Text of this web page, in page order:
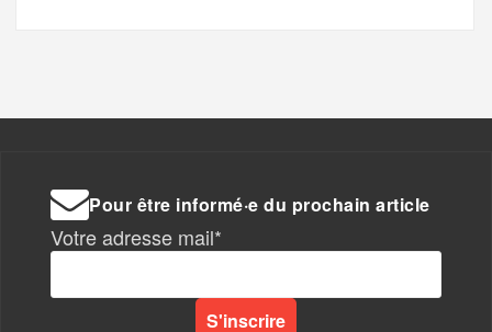
Pour être informé·e du prochain article
Votre adresse mail*